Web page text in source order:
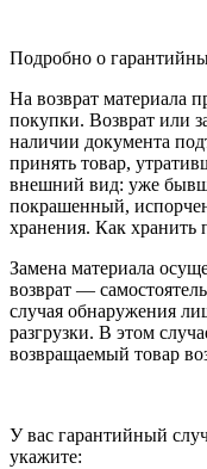
Подробно о
На возврат материала
покупки. Возврат или
наличии документа
принять товар,
внешний вид: уже
покрашенный,
хранения. Как хранить
Замена материала
возврат —
случая обнаружения
разгрузки. В этом
возвращаемый товар
У вас гарантийный
укажите: